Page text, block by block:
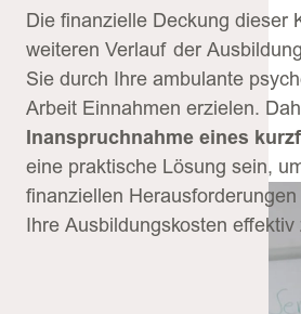
Die finanzielle Deckung dieser
weiteren Verlauf der
Sie durch Ihre ambulante
Arbeit Einnahmen erzielen.
Inanspruchnahme eines
eine praktische Lösung sein,
finanziellen
Ihre Ausbildungskosten effektiv